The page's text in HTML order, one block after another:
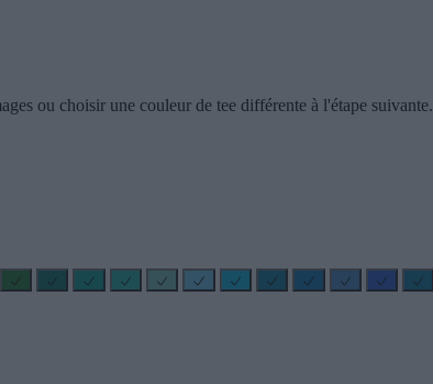
ou choisir une couleur de tee différente à l'étape suivante.